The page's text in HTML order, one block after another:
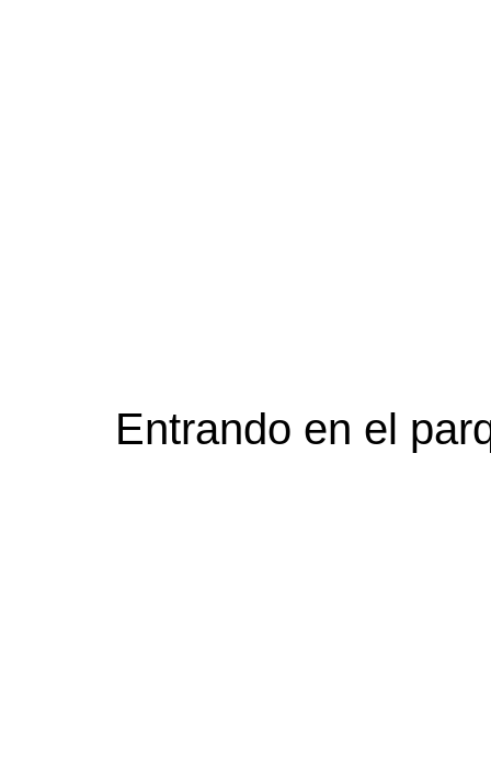
Entrando en el